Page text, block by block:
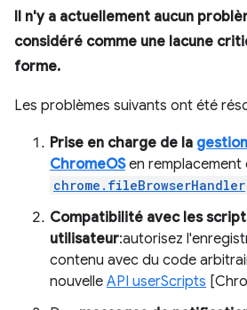
Il n'y a actuellement aucun
considéré comme une lacune
forme.
Les problèmes suivants ont été
Prise en charge de la
ChromeOSen remplacement
chrome.fileBrowserHandler
Compatibilité avec les
utilisateur:autorisez
contenu avec du code
nouvelle API userScripts